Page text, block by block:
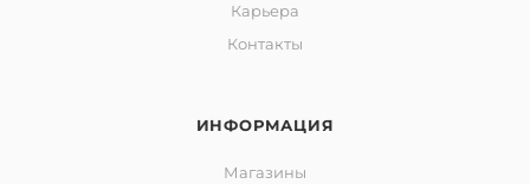
Карьера
Контакты
ИНФОРМАЦИЯ
Магазины